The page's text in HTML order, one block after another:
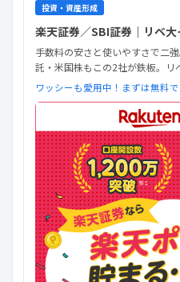
投資・資産形成
楽天証券／SBI証券｜リベ
手数料の安さと使いやすさで二
託・米国株もこの2社が鉄板。リ
ワッシーも愛用中！まずは無料